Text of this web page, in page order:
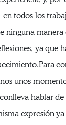
todos los
ninguna manera
ya que
unos
hablar de
expresión